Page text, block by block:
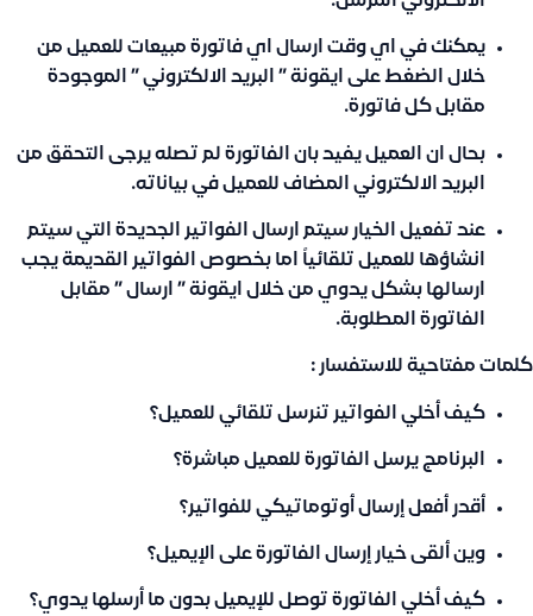
يمكنك في اي وقت ارسال اي فاتورة مبيعات للعميل من
خلال الضغط على ايقونة ” البريد الالكتروني ” الموجودة
مقابل كل فاتورة.
بحال ان العميل يفيد بان الفاتورة لم تصله يرجى التحقق من
البريد الالكتروني المضاف للعميل في بياناته.
عند تفعيل الخيار سيتم ارسال الفواتير الجديدة التي سيتم
انشاؤها للعميل تلقائياً اما بخصوص الفواتير القديمة يجب
ارسالها بشكل يدوي من خلال ايقونة ” ارسال ” مقابل
الفاتورة المطلوبة.
كلمات مفتاحية للاستفسار :
كيف أخلي الفواتير تنرسل تلقائي للعميل؟
البرنامج يرسل الفاتورة للعميل مباشرة؟
أقدر أفعل إرسال أوتوماتيكي للفواتير؟
وين ألقى خيار إرسال الفاتورة على الإيميل؟
كيف أخلي الفاتورة توصل للإيميل بدون ما أرسلها يدوي؟